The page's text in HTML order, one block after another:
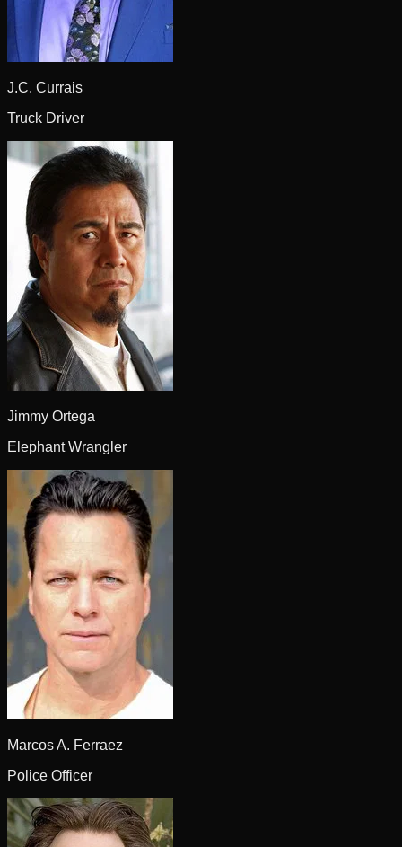
J.C. Currais
Truck Driver
Jimmy Ortega
Elephant Wrangler
Marcos A. Ferraez
Police Officer